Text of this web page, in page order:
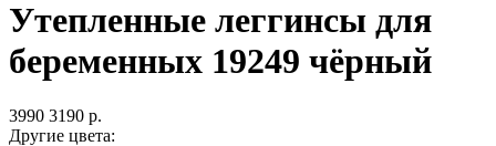
Утепленные леггинсы для
беременных 19249 чёрный
3990 3190 р.
Другие цвета: